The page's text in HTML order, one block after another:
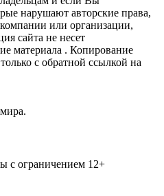
нарушают авторские права,
или организации,
сайта не несет
материала . Копирование
с обратной ссылкой на
с ограничением 12+